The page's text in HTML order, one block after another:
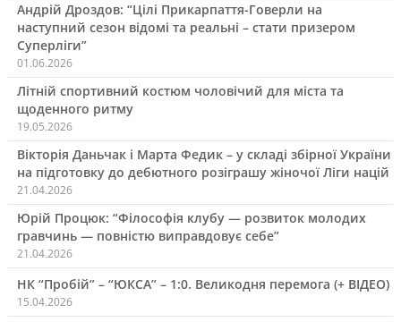
Андрій Дроздов: “Цілі Прикарпаття-Говерли на
наступний сезон відомі та реальні – стати призером
Суперліги”
01.06.2026
Літній спортивний костюм чоловічий для міста та
щоденного ритму
19.05.2026
Вікторія Даньчак і Марта Федик – у складі збірної України
на підготовку до дебютного розіграшу жіночої Ліги націй
21.04.2026
Юрій Процюк: “Філософія клубу — розвиток молодих
гравчинь — повністю виправдовує себе”
21.04.2026
НК “Пробій” – “ЮКСА” – 1:0. Великодня перемога (+ ВІДЕО)
15.04.2026